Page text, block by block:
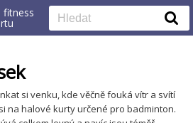
fitness
si venku, kde věčně fouká vítr a svítí
na halové kurty určené pro badminton.